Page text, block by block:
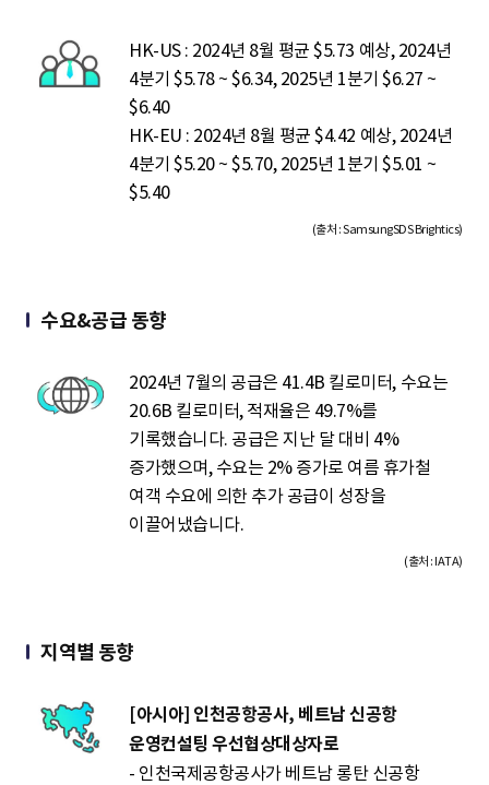
HK-US : 2024년 8월 평균 $5.73 예상, 2024년
4분기 $5.78 ~ $6.34, 2025년 1분기 $6.27 ~
$6.40
HK-EU : 2024년 8월 평균 $4.42 예상, 2024년
4분기 $5.20 ~ $5.70, 2025년 1분기 $5.01 ~
$5.40
(출처 : SamsungSDS Brightics)
수요&공급 동향
2024년 7월의 공급은 41.4B 킬로미터, 수요는
20.6B 킬로미터, 적재율은 49.7%를
기록했습니다. 공급은 지난 달 대비 4%
증가했으며, 수요는 2% 증가로 여름 휴가철
여객 수요에 의한 추가 공급이 성장을
이끌어냈습니다.
(출처 : IATA)
지역별 동향
[아시아] 인천공항공사, 베트남 신공항
운영컨설팅 우선협상대상자로
- 인천국제공항공사가 베트남 롱탄 신공항